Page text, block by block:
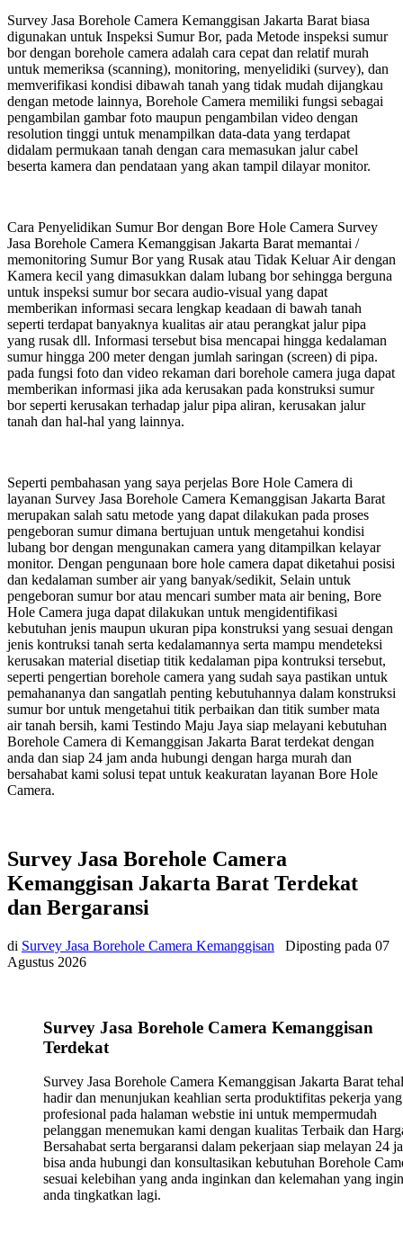
Survey Jasa Borehole Camera Kemanggisan Jakarta Barat biasa
digunakan untuk Inspeksi Sumur Bor, pada Metode inspeksi sumur
bor dengan borehole camera adalah cara cepat dan relatif murah
untuk memeriksa (scanning), monitoring, menyelidiki (survey), dan
memverifikasi kondisi dibawah tanah yang tidak mudah dijangkau
dengan metode lainnya, Borehole Camera memiliki fungsi sebagai
pengambilan gambar foto maupun pengambilan video dengan
resolution tinggi untuk menampilkan data-data yang terdapat
didalam permukaan tanah dengan cara memasukan jalur cabel
beserta kamera dan pendataan yang akan tampil dilayar monitor.
Cara Penyelidikan Sumur Bor dengan Bore Hole Camera Survey
Jasa Borehole Camera Kemanggisan Jakarta Barat memantai /
memonitoring Sumur Bor yang Rusak atau Tidak Keluar Air dengan
Kamera kecil yang dimasukkan dalam lubang bor sehingga berguna
untuk inspeksi sumur bor secara audio-visual yang dapat
memberikan informasi secara lengkap keadaan di bawah tanah
seperti terdapat banyaknya kualitas air atau perangkat jalur pipa
yang rusak dll. Informasi tersebut bisa mencapai hingga kedalaman
sumur hingga 200 meter dengan jumlah saringan (screen) di pipa.
pada fungsi foto dan video rekaman dari borehole camera juga dapat
memberikan informasi jika ada kerusakan pada konstruksi sumur
bor seperti kerusakan terhadap jalur pipa aliran, kerusakan jalur
tanah dan hal-hal yang lainnya.
Seperti pembahasan yang saya perjelas Bore Hole Camera di
layanan Survey Jasa Borehole Camera Kemanggisan Jakarta Barat
merupakan salah satu metode yang dapat dilakukan pada proses
pengeboran sumur dimana bertujuan untuk mengetahui kondisi
lubang bor dengan mengunakan camera yang ditampilkan kelayar
monitor. Dengan pengunaan bore hole camera dapat diketahui posisi
dan kedalaman sumber air yang banyak/sedikit, Selain untuk
pengeboran sumur bor atau mencari sumber mata air bening, Bore
Hole Camera juga dapat dilakukan untuk mengidentifikasi
kebutuhan jenis maupun ukuran pipa konstruksi yang sesuai dengan
jenis kontruksi tanah serta kedalamannya serta mampu mendeteksi
kerusakan material disetiap titik kedalaman pipa kontruksi tersebut,
seperti pengertian borehole camera yang sudah saya pastikan untuk
pemahananya dan sangatlah penting kebutuhannya dalam konstruksi
sumur bor untuk mengetahui titik perbaikan dan titik sumber mata
air tanah bersih, kami Testindo Maju Jaya siap melayani kebutuhan
Borehole Camera di Kemanggisan Jakarta Barat terdekat dengan
anda dan siap 24 jam anda hubungi dengan harga murah dan
bersahabat kami solusi tepat untuk keakuratan layanan Bore Hole
Camera.
Survey Jasa Borehole Camera
Kemanggisan Jakarta Barat Terdekat
dan Bergaransi
di Survey Jasa Borehole Camera Kemanggisan Diposting pada 07
Agustus 2026
Survey Jasa Borehole Camera Kemanggisan
Terdekat
Survey Jasa Borehole Camera Kemanggisan Jakarta Barat tehal
hadir dan menunjukan keahlian serta produktifitas pekerja yang
profesional pada halaman webstie ini untuk mempermudah
pelanggan menemukan kami dengan kualitas Terbaik dan
Bersahabat serta bergaransi dalam pekerjaan siap melayan 24
bisa anda hubungi dan konsultasikan kebutuhan Borehole
sesuai kelebihan yang anda inginkan dan kelemahan yang ingin
anda tingkatkan lagi.